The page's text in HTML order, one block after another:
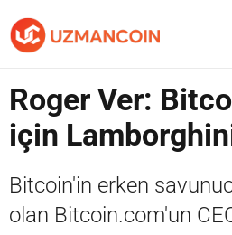
Piyasa
Soru Sor
Roger Ver:
için
Bitcoin'in erken
olan Bitcoin.com'un